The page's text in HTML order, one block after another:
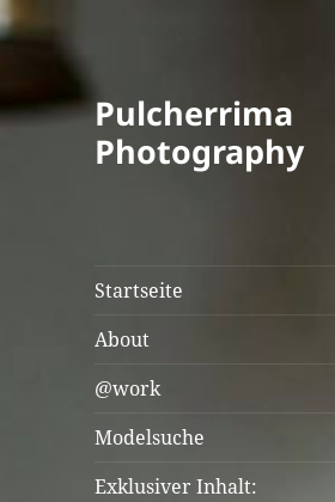
Pulcherrima
Photography
Startseite
About
@work
Modelsuche
Exklusiver Inhalt: